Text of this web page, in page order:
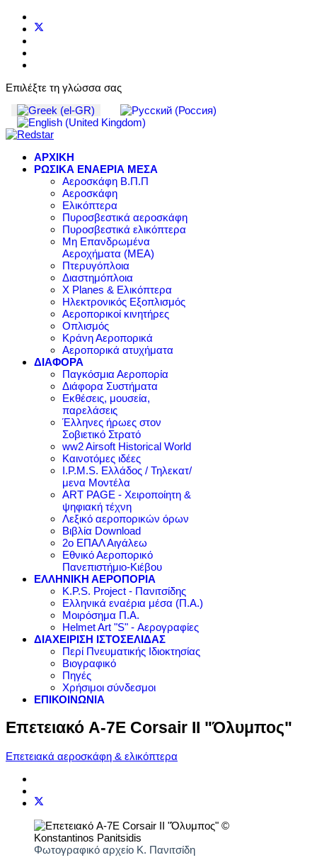
Επιλέξτε τη γλώσσα σας
ΑΡΧΙΚΗ
ΡΩΣΙΚΑ ΕΝΑΕΡΙΑ ΜΕΣΑ
Αεροσκάφη Β.Π.Π
Αεροσκάφη
Ελικόπτερα
Πυροσβεστικά αεροσκάφη
Πυροσβεστικά ελικόπτερα
Μη Επανδρωμένα
Αεροχήματα (ΜΕΑ)
Πτερυγόπλοια
Διαστημόπλοια
X Planes & Ελικόπτερα
Ηλεκτρονικός Εξοπλισμός
Αεροπορικοί κινητήρες
Οπλισμός
Κράνη Αεροπορικά
Αεροπορικά ατυχήματα
ΔΙΑΦΟΡΑ
Παγκόσμια Αεροπορία
Διάφορα Συστήματα
Εκθέσεις, μουσεία,
παρελάσεις
Έλληνες ήρωες στον
Σοβιετικό Στρατό
ww2 Airsoft Historical World
Καινοτόμες ιδέες
I.P.M.S. Ελλάδος / Τηλεκατ/
μενα Μοντέλα
ART PAGE - Χειροποίητη &
ψηφιακή τέχνη
Λεξικό αεροπορικών όρων
Βιβλία Download
2ο ΕΠΑΛ Αιγάλεω
Εθνικό Αεροπορικό
Πανεπιστήμιο-Κιέβου
ΕΛΛΗΝΙΚΗ ΑΕΡΟΠΟΡΙΑ
K.P.S. Project - Πανιτσίδης
Ελληνικά εναέρια μέσα (Π.Α.)
Μοιρόσημα Π.Α.
Helmet Art "S" - Αερογραφίες
ΔΙΑΧΕΙΡΙΣΗ ΙΣΤΟΣΕΛΙΔΑΣ
Περί Πνευματικής Ιδιοκτησίας
Βιογραφικό
Πηγές
Χρήσιμοι σύνδεσμοι
ΕΠΙΚΟΙΝΩΝΙΑ
Επετειακό A-7E Corsair II "Όλυμπος"
Επετειακά αεροσκάφη & ελικόπτερα
Φωτογραφικό αρχείο Κ. Πανιτσίδη